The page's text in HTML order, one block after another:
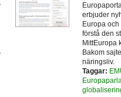
erbjuder
Europa och
förstå den
MittEuropa
Bakom
näringsliv.
Taggar: